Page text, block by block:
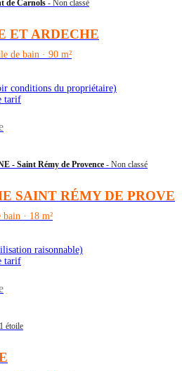
de Carnols - Non classé
ET ARDECHE
de bain · 90 m²
conditions du propriétaire)
tarif
- Saint Rémy de Provence - Non classé
SAINT RÉMY DE PROVE
bain · 18 m²
raisonnable)
tarif
étoile